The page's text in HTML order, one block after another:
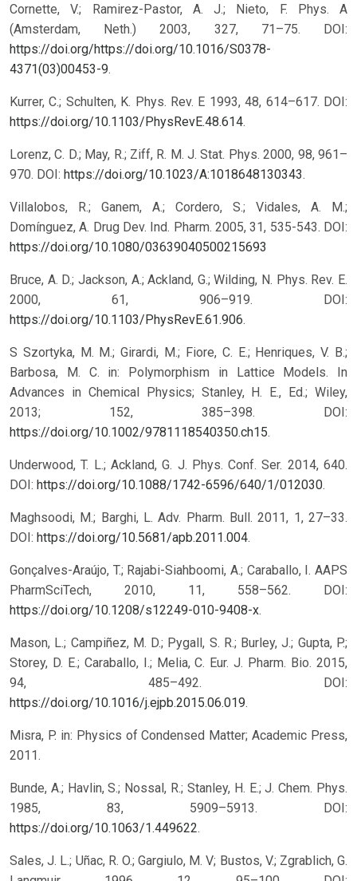
Cornette, V.; Ramirez-Pastor, A. J.; Nieto, F. Phys. A
(Amsterdam, Neth.) 2003, 327, 71–75. DOI:
https://doi.org/https://doi.org/10.1016/S0378-
4371(03)00453-9.
Kurrer, C.; Schulten, K. Phys. Rev. E 1993, 48, 614–617. DOI:
https://doi.org/10.1103/PhysRevE.48.614.
Lorenz, C. D.; May, R.; Ziff, R. M. J. Stat. Phys. 2000, 98, 961–
970. DOI: https://doi.org/10.1023/A:1018648130343.
Villalobos, R.; Ganem, A.; Cordero, S.; Vidales, A. M.;
Domínguez, A. Drug Dev. Ind. Pharm. 2005, 31, 535-543. DOI:
https://doi.org/10.1080/03639040500215693
Bruce, A. D.; Jackson, A.; Ackland, G.; Wilding, N. Phys. Rev. E.
2000, 61, 906–919. DOI:
https://doi.org/10.1103/PhysRevE.61.906.
S Szortyka, M. M.; Girardi, M.; Fiore, C. E.; Henriques, V. B.;
Barbosa, M. C. in: Polymorphism in Lattice Models. In
Advances in Chemical Physics; Stanley, H. E., Ed.; Wiley,
2013; 152, 385–398. DOI:
https://doi.org/10.1002/9781118540350.ch15.
Underwood, T. L.; Ackland, G. J. Phys. Conf. Ser. 2014, 640.
DOI: https://doi.org/10.1088/1742-6596/640/1/012030.
Maghsoodi, M.; Barghi, L. Adv. Pharm. Bull. 2011, 1, 27–33.
DOI: https://doi.org/10.5681/apb.2011.004.
Gonçalves-Araújo, T.; Rajabi-Siahboomi, A.; Caraballo, I. AAPS
PharmSciTech, 2010, 11, 558–562. DOI:
https://doi.org/10.1208/s12249-010-9408-x.
Mason, L.; Campiñez, M. D.; Pygall, S. R.; Burley, J.; Gupta, P.;
Storey, D. E.; Caraballo, I.; Melia, C. Eur. J. Pharm. Bio. 2015,
94, 485–492. DOI:
https://doi.org/10.1016/j.ejpb.2015.06.019.
Misra, P. in: Physics of Condensed Matter; Academic Press,
2011.
Bunde, A.; Havlin, S.; Nossal, R.; Stanley, H. E.; J. Chem. Phys.
1985, 83, 5909–5913. DOI:
https://doi.org/10.1063/1.449622.
Sales, J. L.; Uñac, R. O.; Gargiulo, M. V; Bustos, V.; Zgrablich, G.